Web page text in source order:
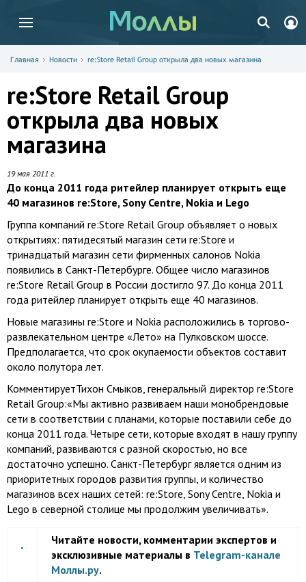
Главная Новости re:Store Retail Group открыла два новых магазина
re:Store Retail Group
открыла два новых
магазина
19 мая 2011 г.
До конца 2011 года ритейлер планирует открыть еще
40 магазинов re:Store, Sony Centre, Nokia и Lego
Группа компаний re:Store Retail Group объявляет о новых
открытиях: пятидесятый магазин сети re:Store и
тринадцатый магазин сети фирменных салонов Nokia
появились в Санкт-Петербурге. Общее число магазинов
re:Store Retail Group в России достигло 97. До конца 2011
года ритейлер планирует открыть еще 40 магазинов.
Новые магазины re:Store и Nokia расположились в торгово-
развлекательном центре «Лето» на Пулковском шоссе.
Предполагается, что срок окупаемости объектов составит
около полутора лет.
КомментируетТихон Смыков, генеральный директор re:Store
Retail Group:«Мы активно развиваем наши монобрендовые
сети в соответствии с планами, которые поставили себе до
конца 2011 года. Четыре сети, которые входят в нашу группу
компаний, развиваются с разной скоростью, но все
достаточно успешно. Санкт-Петербург является одним из
приоритетных городов развития группы, и количество
магазинов всех наших сетей: re:Store, Sony Centre, Nokia и
Lego в северной столице мы продолжим увеличивать».
Читайте новости, комментарии экспертов и
эксклюзивные материалы в Telegram-канале
Моллы.ру.